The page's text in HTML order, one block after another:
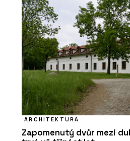
ARCHITEKTURA
Zapomenutý dvůr mezi